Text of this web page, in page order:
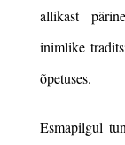
allikast
inimlike
õpetuses.
Esmapilgul